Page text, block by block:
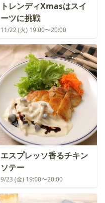
トレンディXmasはスイ
ーツに挑戦
11/22 (火) 19:00〜20:00
エスプレッソ香るチキン
ソテー
9/23 (金) 19:00〜20:00